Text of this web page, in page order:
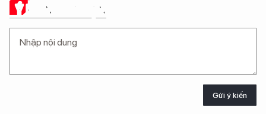
Ý KIẾN CỦA BẠN
Gửi ý kiến